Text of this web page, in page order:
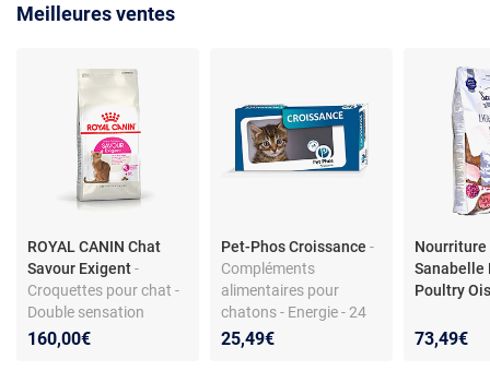
Meilleures ventes
ROYAL CANIN Chat
Savour Exigent-
Croquettes pour chat -
Double sensation
gustative - Apport
160,00€
Pet-Phos Croissance-
Compléments
alimentaires pour
chatons - Energie - 24
comprimés
25,49€
Nourriture
Sanabelle
Poultry
73,49€